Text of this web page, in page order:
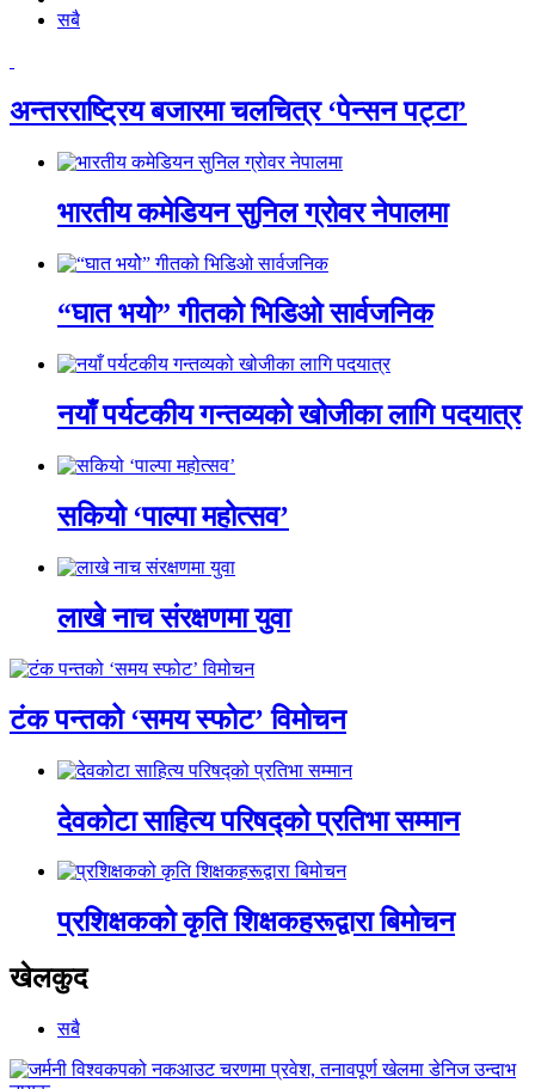
सबै
अन्तरराष्ट्रिय बजारमा चलचित्र ‘पेन्सन पट्टा’
भारतीय कमेडियन सुनिल ग्रोवर नेपालमा
“घात भयोे” गीतको भिडिओ सार्वजनिक
नयाँ पर्यटकीय गन्तव्यको खोजीका लागि पदयात्र
सकियो ‘पाल्पा महोत्सव’
लाखे नाच संरक्षणमा युवा
टंक पन्तको ‘समय स्फोट’ विमोचन
देवकोटा साहित्य परिषद्को प्रतिभा सम्मान
प्रशिक्षकको कृति शिक्षकहरूद्वारा बिमोचन
खेलकुद
सबै